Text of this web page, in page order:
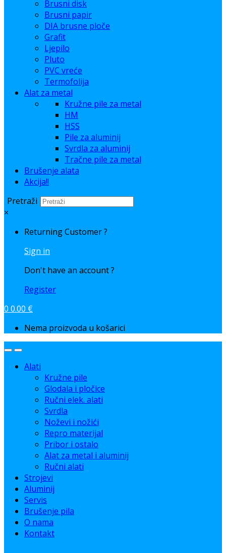
Brusni disk
Brusni papir
DIA brusne ploče
Grafit
Ljepilo
Pluto
PVC vreće
Termofolija
Alat za metal
Kružne pile za metal
HM
HSS
Pile za aluminij
Svrdla za aluminij
Tračne pile za metal
Brušenje alata
Akcija!!
Pretraži
×
Returning Customer ?
Sign in
Don't have an account ?
Register
0 0.00 €
Nema proizvoda u košarici
Alati
Kružne pile
Glodala i pločice
Ručni elek. alati
Svrdla
Noževi i nožići
Repro materijal
Pribor i ostalo
Alat za metal i aluminij
Ručni alati
Strojevi
Aluminij
Servis
Brušenje pila
O nama
Kontakt